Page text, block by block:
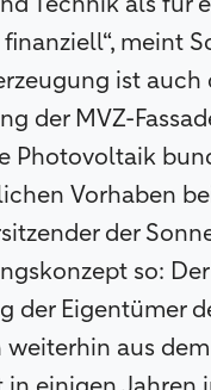
Technik als für
meint
ist
der MVZ-
Photovoltaik
Vorhaben
der
so:
der Eigentümer
weiterhin aus